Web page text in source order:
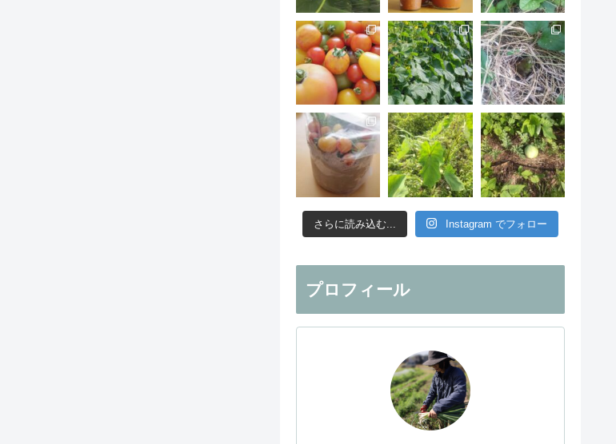
さらに読み込む... Instagram でフォロー
プロフィール